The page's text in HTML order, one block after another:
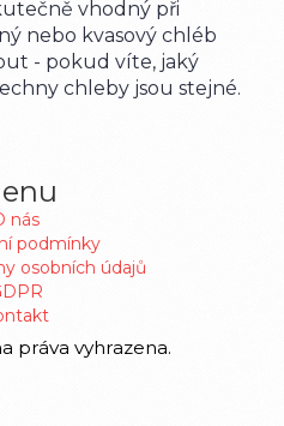
vhodný při
nebo kvasový chléb
- pokud víte, jaký
chleby jsou stejné.
nás
podmínky
osobních údajů
práva vyhrazena.